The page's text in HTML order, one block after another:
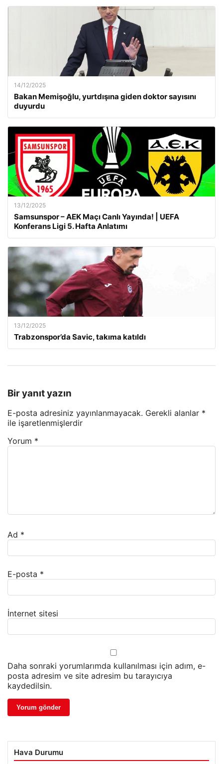
14/12/2025
Bakan Memişoğlu, yurtdışına giden doktor sayısını
duyurdu
13/12/2025
Samsunspor – AEK Maçı Canlı Yayında! | UEFA
Konferans Ligi 5. Hafta Anlatımı
13/12/2025
Trabzonspor’da Savic, takıma katıldı
Bir yanıt yazın
E-posta adresiniz yayınlanmayacak. Gerekli alanlar *
ile işaretlenmişlerdir
Yorum *
Ad *
E-posta *
İnternet sitesi
Daha sonraki yorumlarımda kullanılması için adım, e-
posta adresim ve site adresim bu tarayıcıya
kaydedilsin.
Hava Durumu